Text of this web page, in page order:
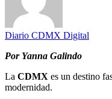
Diario CDMX Digital
Por Yanna Galindo
La CDMX es un destino
modernidad.